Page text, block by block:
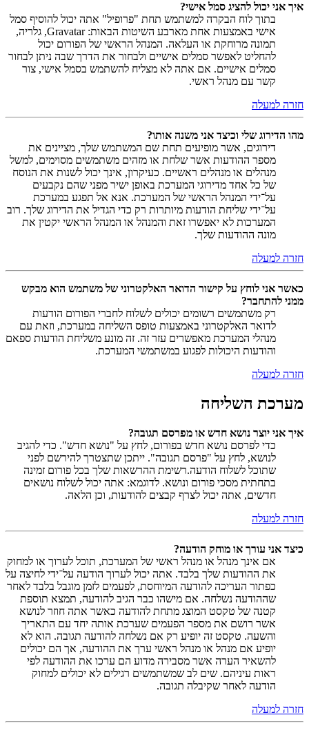
איך אני יכול להציג סמל אישי?
בתוך לוח הבקרה למשתמש תחת "פרופיל" אתה יכול להוסיף סמל
אישי באמצעות אחת מארבע השיטות הבאות: Gravatar, גלריה,
תמונה מרוחקת או העלאה. המנהל הראשי של הפורום יכול
להחליט לאפשר סמלים אישיים ולבחור את הדרך שבה ניתן לבחור
סמלים אישיים. אם אתה לא מצליח להשתמש בסמל אישי, צור
קשר עם מנהל ראשי.
חזרה למעלה
מהו הדירוג שלי וכיצד אני משנה אותו?
דירוגים, אשר מופיעים תחת שם המשתמש שלך, מציינים את
מספר ההודעות אשר שלחת או מזהים משתמשים מסוימים, למשל
מנהלים או מנהלים ראשיים. כעיקרון, אינך יכול לשנות את הנוסח
של כל אחד מדירוגי המערכת באופן ישיר מפני שהם נקבעים
על־ידי המנהל הראשי של המערכת. אנא אל תפגע במערכת
על־ידי שליחת הודעות מיותרות רק כדי הגדיל את הדירוג שלך. רוב
המערכות לא יאפשרו זאת והמנהל או המנהל הראשי יקטין את
מונה ההודעות שלך.
חזרה למעלה
כאשר אני לוחץ על קישור הדואר האלקטרוני של משתמש הוא מבקש
ממני להתחבר?
רק משתמשים רשומים יכולים לשלוח לחברי הפורום הודעות
לדואר האלקטרוני באמצעות טופס השליחה במערכת, וזאת עם
מנהלי המערכת מאפשרים עזר זה. זה מונע משליחת הודעות ספאם
והודעות היכולות לפגוע במשתמשי המערכת.
חזרה למעלה
מערכת השליחה
איך אני יוצר נושא חדש או מפרסם תגובה?
כדי לפרסם נושא חדש בפורום, לחץ על "נושא חדש". כדי להגיב
לנושא, לחץ על "פרסם תגובה". ייתכן שתצטרך להירשם לפני
שתוכל לשלוח הודעה.רשימת ההרשאות שלך בכל פורום זמינה
בתחתית מסכי פורום ונושא. לדוגמא: אתה יכול לשלוח נושאים
חדשים, אתה יכול לצרף קבצים להודעות, וכן הלאה.
חזרה למעלה
כיצד אני עורך או מוחק הודעה?
אם אינך מנהל או מנהל ראשי של המערכת, תוכל לערוך או למחוק
את ההודעות שלך בלבד. אתה יכול לערוך הודעה על־ידי לחיצה על
כפתור העריכה להודעה המיוחסת, לפעמים לזמן מוגבל בלבד לאחר
שההודעה נשלחה. אם מישהו כבר הגיב להודעה, תמצא תוספת
קטנה של טקסט המוצג מתחת להודעה כאשר אתה חוזר לנושא
אשר רושם את מספר הפעמים שערכת אותה יחד עם התאריך
והשעה. טקסט זה יופיע רק אם נשלחה להודעה תגובה. הוא לא
יופיע אם מנהל או מנהל ראשי ערך את ההודעה, אך הם יכולים
להשאיר הערה אשר מסבירה מדוע הם ערכו את ההודעה לפי
ראות עיניהם. שים לב שמשתמשים רגילים לא יכולים למחוק
הודעה לאחר שקיבלה תגובה.
חזרה למעלה